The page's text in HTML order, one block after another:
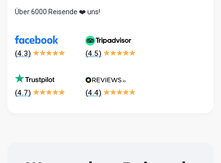
Über 6000 Reisende ❤️ uns!
(4.3) (4.5)
(4.7) (4.4)